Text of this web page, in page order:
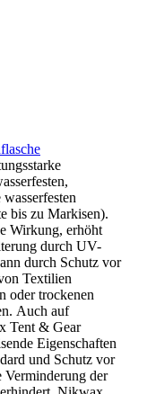
bis zu Markisen).
Wirkung, erhöht
durch UV-
durch Schutz vor
Textilien
oder trockenen
Auch auf
Tent & Gear
Eigenschaften
und Schutz vor
der